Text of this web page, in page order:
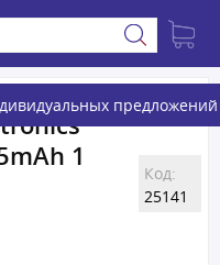
предложений
1
Код:
25141